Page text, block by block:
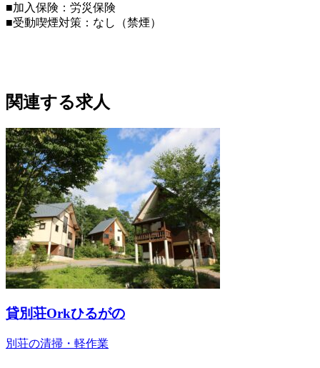
■加入保険：労災保険
■受動喫煙対策：なし（禁煙）
関連する求人
貸別荘Orkひるがの
別荘の清掃・軽作業